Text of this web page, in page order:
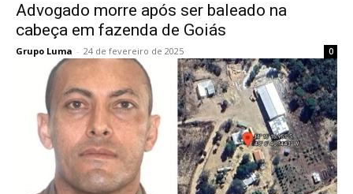
Advogado morre após ser baleado na
cabeça em fazenda de Goiás
Grupo Luma - 24 de fevereiro de 2025 0